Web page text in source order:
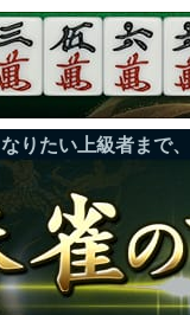
りたい上級者まで